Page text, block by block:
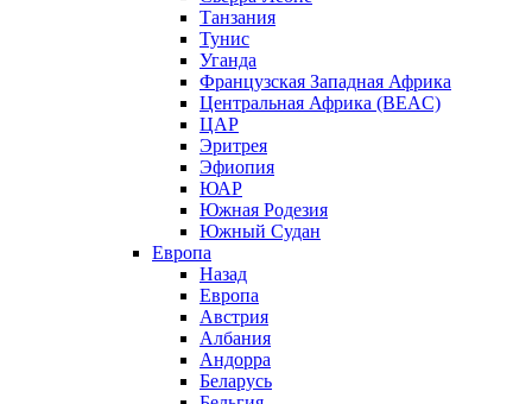
Танзания
Тунис
Уганда
Французская Западная Африка
Центральная Африка (BEAC)
ЦАР
Эритрея
Эфиопия
ЮАР
Южная Родезия
Южный Судан
Европа
Назад
Европа
Австрия
Албания
Андорра
Беларусь